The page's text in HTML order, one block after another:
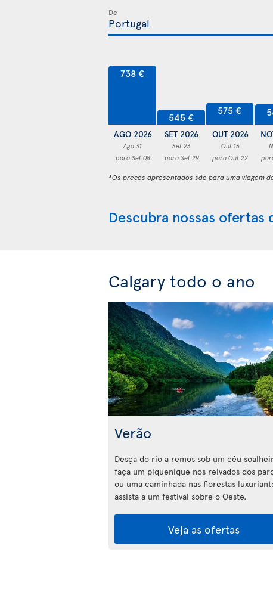
De
738 €
AGO 2026
Ago 31
para Set 08
545 €
SET 2026
Set 23
para Set 29
575 €
OUT 2026
Out 16
para Out 22
*Os preços apresentados são para uma viagem
Descubra nossas ofertas
Calgary todo o ano
Verão
Desça do rio a remos sob um céu
faça um piquenique nos relvados dos
ou uma caminhada nas florestas
assista a um festival sobre o Oeste.
Veja as ofertas